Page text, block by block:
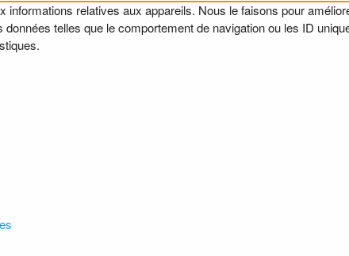
relatives aux appareils. Nous le faisons pour
telles que le comportement de navigation ou les ID